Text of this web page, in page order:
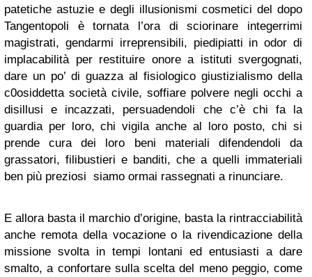
patetiche astuzie e degli illusionismi cosmetici del dopo
Tangentopoli è tornata l’ora di sciorinare integerrimi
magistrati, gendarmi irreprensibili, piedipiatti in odor di
implacabilità per restituire onore a istituti svergognati,
dare un po’ di guazza al fisiologico giustizialismo della
c0osiddetta società civile, soffiare polvere negli occhi a
disillusi e incazzati, persuadendoli che c’è chi fa la
guardia per loro, chi vigila anche al loro posto, chi si
prende cura dei loro beni materiali difendendoli da
grassatori, filibustieri e banditi, che a quelli immateriali
ben più preziosi siamo ormai rassegnati a rinunciare.
E allora basta il marchio d’origine, basta la rintracciabilità
anche remota della vocazione o la rivendicazione della
missione svolta in tempi lontani ed entusiasti a dare
smalto, a confortare sulla scelta del meno peggio, come